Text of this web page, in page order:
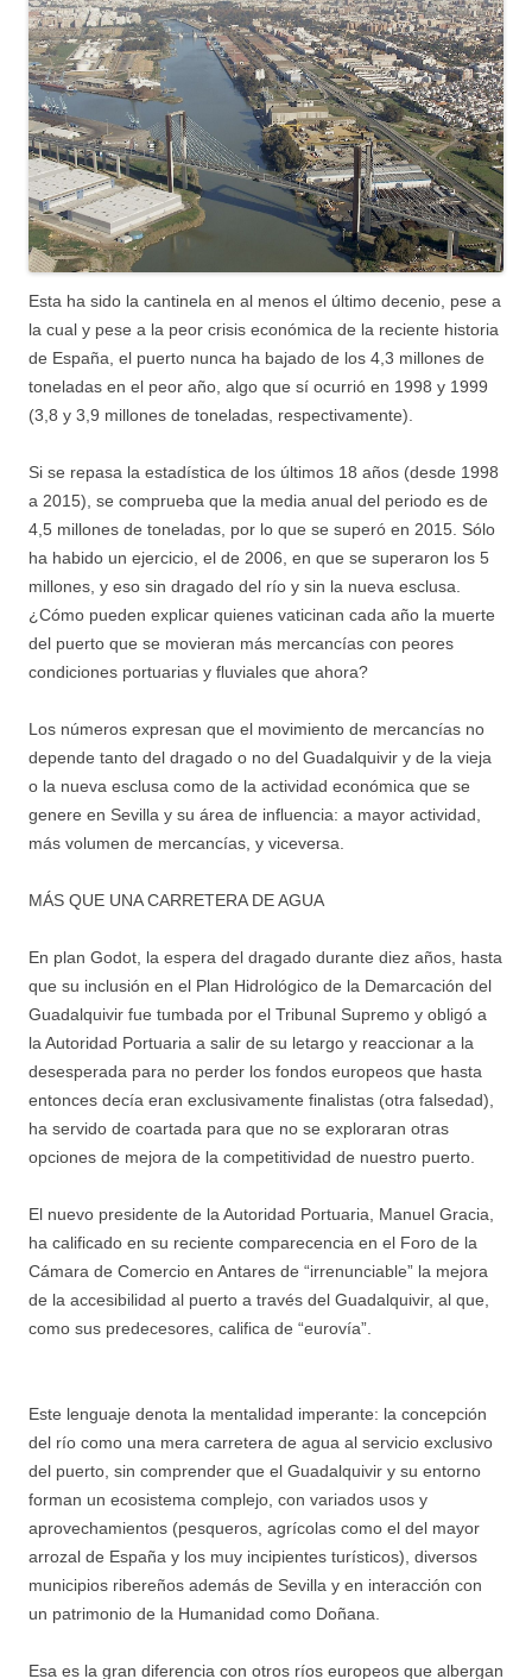
Esta ha sido la cantinela en al menos el último decenio, pese a
la cual y pese a la peor crisis económica de la reciente historia
de España, el puerto nunca ha bajado de los 4,3 millones de
toneladas en el peor año, algo que sí ocurrió en 1998 y 1999
(3,8 y 3,9 millones de toneladas, respectivamente).
Si se repasa la estadística de los últimos 18 años (desde 1998
a 2015), se comprueba que la media anual del periodo es de
4,5 millones de toneladas, por lo que se superó en 2015. Sólo
ha habido un ejercicio, el de 2006, en que se superaron los 5
millones, y eso sin dragado del río y sin la nueva esclusa.
¿Cómo pueden explicar quienes vaticinan cada año la muerte
del puerto que se movieran más mercancías con peores
condiciones portuarias y fluviales que ahora?
Los números expresan que el movimiento de mercancías no
depende tanto del dragado o no del Guadalquivir y de la vieja
o la nueva esclusa como de la actividad económica que se
genere en Sevilla y su área de influencia: a mayor actividad,
más volumen de mercancías, y viceversa.
MÁS QUE UNA CARRETERA DE AGUA
En plan Godot, la espera del dragado durante diez años, hasta
que su inclusión en el Plan Hidrológico de la Demarcación del
Guadalquivir fue tumbada por el Tribunal Supremo y obligó a
la Autoridad Portuaria a salir de su letargo y reaccionar a la
desesperada para no perder los fondos europeos que hasta
entonces decía eran exclusivamente finalistas (otra falsedad),
ha servido de coartada para que no se exploraran otras
opciones de mejora de la competitividad de nuestro puerto.
El nuevo presidente de la Autoridad Portuaria, Manuel Gracia,
ha calificado en su reciente comparecencia en el Foro de la
Cámara de Comercio en Antares de “irrenunciable” la mejora
de la accesibilidad al puerto a través del Guadalquivir, al que,
como sus predecesores, califica de “eurovía”.
Este lenguaje denota la mentalidad imperante: la concepción
del río como una mera carretera de agua al servicio exclusivo
del puerto, sin comprender que el Guadalquivir y su entorno
forman un ecosistema complejo, con variados usos y
aprovechamientos (pesqueros, agrícolas como el del mayor
arrozal de España y los muy incipientes turísticos), diversos
municipios ribereños además de Sevilla y en interacción con
un patrimonio de la Humanidad como Doñana.
Esa es la gran diferencia con otros ríos europeos que albergan